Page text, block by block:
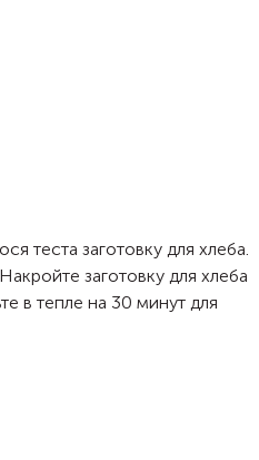
теста заготовку для хлеба.
заготовку для хлеба
в тепле на 30 минут для